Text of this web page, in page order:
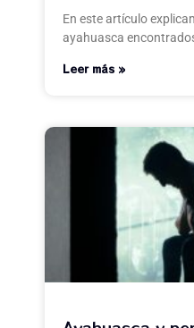
En este artículo
ayahuasca
Leer más »